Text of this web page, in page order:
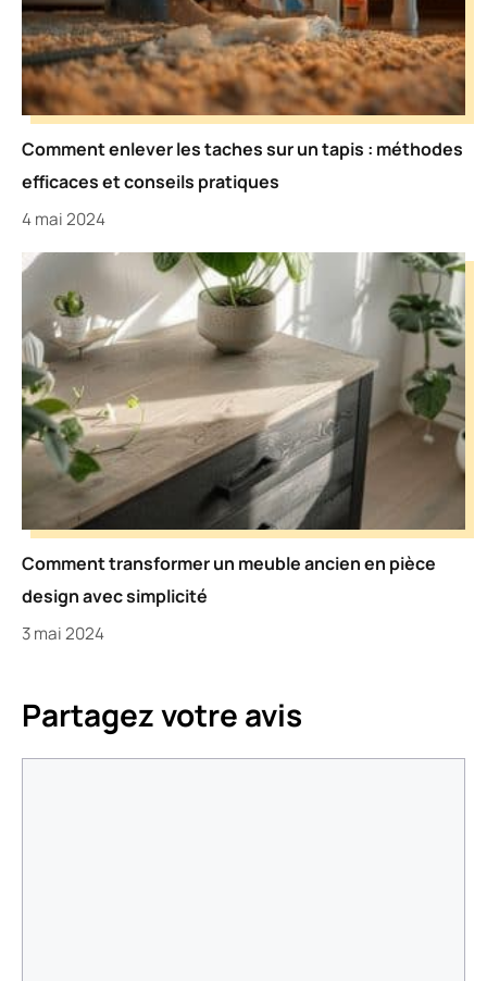
Comment enlever les taches sur un tapis : méthodes
efficaces et conseils pratiques
4 mai 2024
Comment transformer un meuble ancien en pièce
design avec simplicité
3 mai 2024
Partagez votre avis